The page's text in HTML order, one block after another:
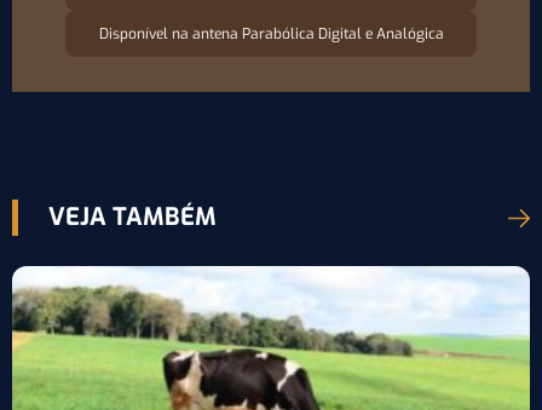
Disponível na antena Parabólica Digital e Analógica
VEJA TAMBÉM